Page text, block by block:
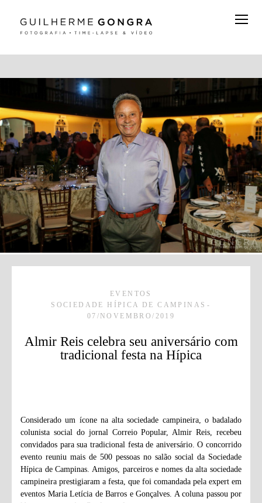
EVENTOS
SOCIEDADE HÍPICA DE CAMPINAS
07/NOVEMBRO/2019
Almir Reis celebra seu aniversário com
tradicional festa na Hípica
Considerado um ícone na alta sociedade campineira, o badalado
colunista social do jornal Correio Popular, Almir Reis, recebeu
convidados para sua tradicional festa de aniversário. O concorrido
evento reuniu mais de 500 pessoas no salão social da Sociedade
Hípica de Campinas. Amigos, parceiros e nomes da alta sociedade
campineira prestigiaram a festa, que foi comandada pela expert em
eventos Maria Letícia de Barros e Gonçalves. A coluna passou por